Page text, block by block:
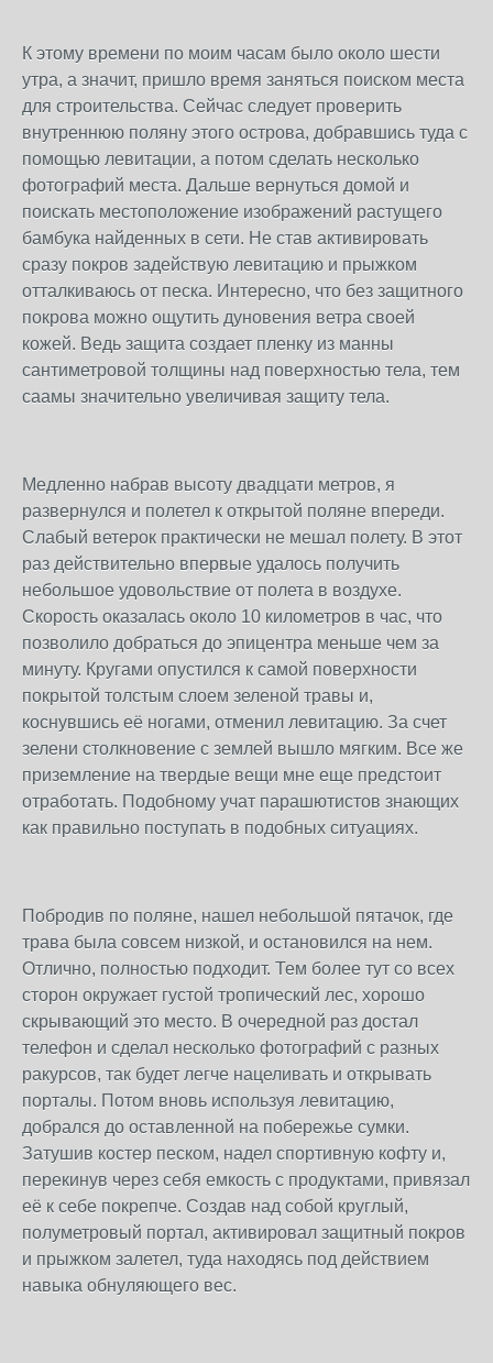
К этому времени по моим часам было около шести
утра, а значит, пришло время заняться поиском места
для строительства. Сейчас следует проверить
внутреннюю поляну этого острова, добравшись туда с
помощью левитации, а потом сделать несколько
фотографий места. Дальше вернуться домой и
поискать местоположение изображений растущего
бамбука найденных в сети. Не став активировать
сразу покров задействую левитацию и прыжком
отталкиваюсь от песка. Интересно, что без защитного
покрова можно ощутить дуновения ветра своей
кожей. Ведь защита создает пленку из манны
сантиметровой толщины над поверхностью тела, тем
саамы значительно увеличивая защиту тела.
Медленно набрав высоту двадцати метров, я
развернулся и полетел к открытой поляне впереди.
Слабый ветерок практически не мешал полету. В этот
раз действительно впервые удалось получить
небольшое удовольствие от полета в воздухе.
Скорость оказалась около 10 километров в час, что
позволило добраться до эпицентра меньше чем за
минуту. Кругами опустился к самой поверхности
покрытой толстым слоем зеленой травы и,
коснувшись её ногами, отменил левитацию. За счет
зелени столкновение с землей вышло мягким. Все же
приземление на твердые вещи мне еще предстоит
отработать. Подобному учат парашютистов знающих
как правильно поступать в подобных ситуациях.
Побродив по поляне, нашел небольшой пятачок, где
трава была совсем низкой, и остановился на нем.
Отлично, полностью подходит. Тем более тут со всех
сторон окружает густой тропический лес, хорошо
скрывающий это место. В очередной раз достал
телефон и сделал несколько фотографий с разных
ракурсов, так будет легче нацеливать и открывать
порталы. Потом вновь используя левитацию,
добрался до оставленной на побережье сумки.
Затушив костер песком, надел спортивную кофту и,
перекинув через себя емкость с продуктами, привязал
её к себе покрепче. Создав над собой круглый,
полуметровый портал, активировал защитный покров
и прыжком залетел, туда находясь под действием
навыка обнуляющего вес.